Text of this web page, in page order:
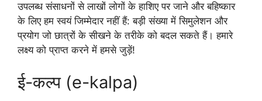
उपलब्ध संसाधनों से लाखों लोगों के हाशिए पर जाने और बहिष्कार
के लिए हम स्वयं जिम्मेदार नहीं हैं: बड़ी संख्या में सिमुलेशन और
प्रयोग जो छात्रों के सीखने के तरीके को बदल सकते हैं। हमारे
लक्ष्य को प्राप्त करने में हमसे जुड़ें!
ई-कल्प (e-kalpa)